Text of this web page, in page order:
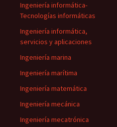
Ingeniería informática-
Tecnologías informáticas
Ingeniería informática,
servicios y aplicaciones
Ingeniería marina
Ingeniería marítima
Ingeniería matemática
Ingeniería mecánica
Ingeniería mecatrónica